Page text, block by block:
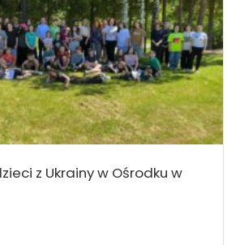
z Ukrainy w Ośrodku w